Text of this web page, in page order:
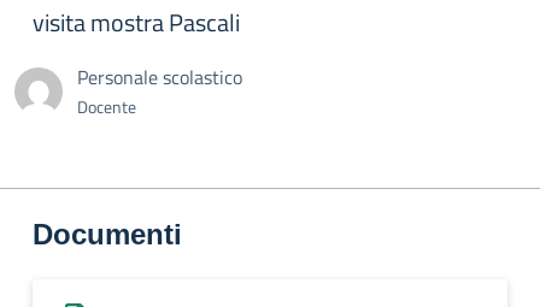
visita mostra Pascali
Personale scolastico
Docente
Documenti